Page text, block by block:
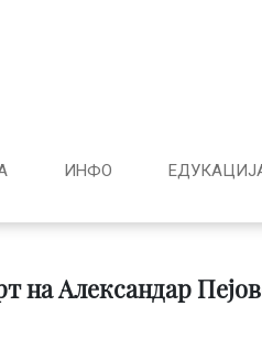
ИНФО
Александар